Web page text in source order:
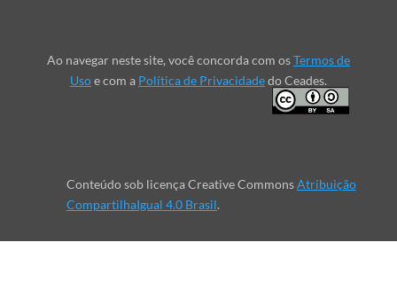
Ao navegar neste site, você concorda com osTermos de
Usoe com a Política de Privacidadedo Ceades.
Conteúdo sob licença Creative CommonsAtribuição
CompartilhaIgual 4.0 Brasil.